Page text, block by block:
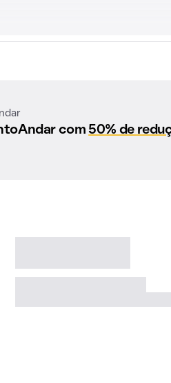
com 50% de